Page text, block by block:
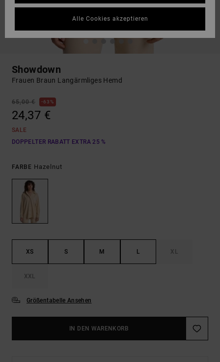
Showdown
Frauen Braun Langärmliges Hemd
65,00 € 63%
24,37 €
SALE
DOPPELTER RABATT EXTRA 25 %
FARBE Hazelnut
XS S M L XL
XXL
Größentabelle Ansehen
IN DEN WARENKORB
Alle Cookies akzeptieren